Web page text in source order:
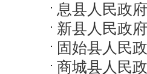
息县人民政
新县人民政
固始县人民
商城县人民